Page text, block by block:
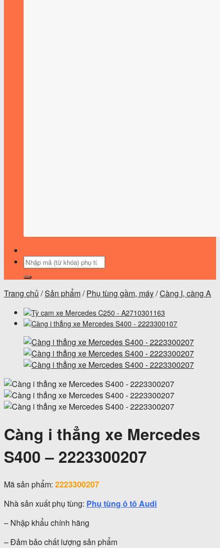
Tìm
Trang chủ /Sản phẩm/ Phụ tùng gầm, máy/Càng I, càng A
Càng i thẳng xe Mercedes
S400 – 2223300207
Mã sản phẩm: 2223300207
Nhà sản xuất phụ tùng: Phụ tùng ô tô Audi
– Nhập khẩu chính hãng
– Đảm bảo chất lượng sản phẩm